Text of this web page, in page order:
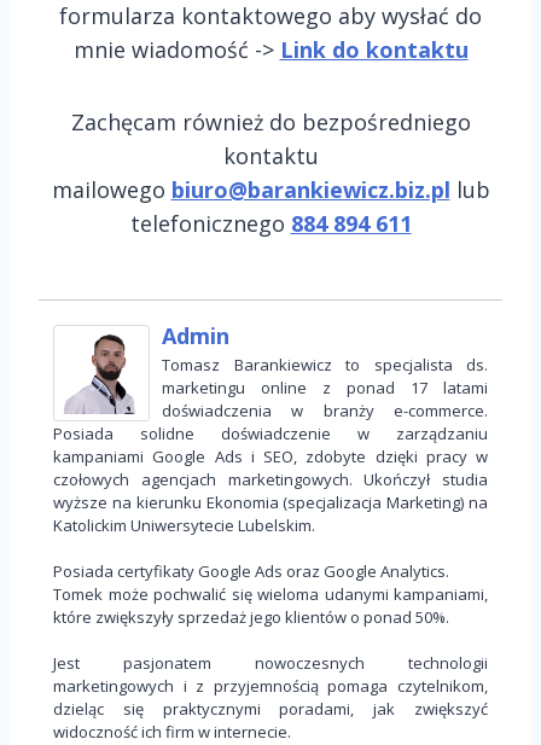
formularza kontaktowego aby wysłać do
mnie wiadomość -> Link do kontaktu
Zachęcam również do bezpośredniego
kontaktu
mailowego biuro@barankiewicz.biz.pl lub
telefonicznego 884 894 611
Admin
Tomasz Barankiewicz to specjalista ds.
marketingu online z ponad 17 latami
doświadczenia w branży e-commerce.
Posiada solidne doświadczenie w zarządzaniu
kampaniami Google Ads i SEO, zdobyte dzięki pracy w
czołowych agencjach marketingowych. Ukończył studia
wyższe na kierunku Ekonomia (specjalizacja Marketing) na
Katolickim Uniwersytecie Lubelskim.
Posiada certyfikaty Google Ads oraz Google Analytics.
Tomek może pochwalić się wieloma udanymi kampaniami,
które zwiększyły sprzedaż jego klientów o ponad 50%.
Jest pasjonatem nowoczesnych technologii
marketingowych i z przyjemnością pomaga czytelnikom,
dzieląc się praktycznymi poradami, jak zwiększyć
widoczność ich firm w internecie.